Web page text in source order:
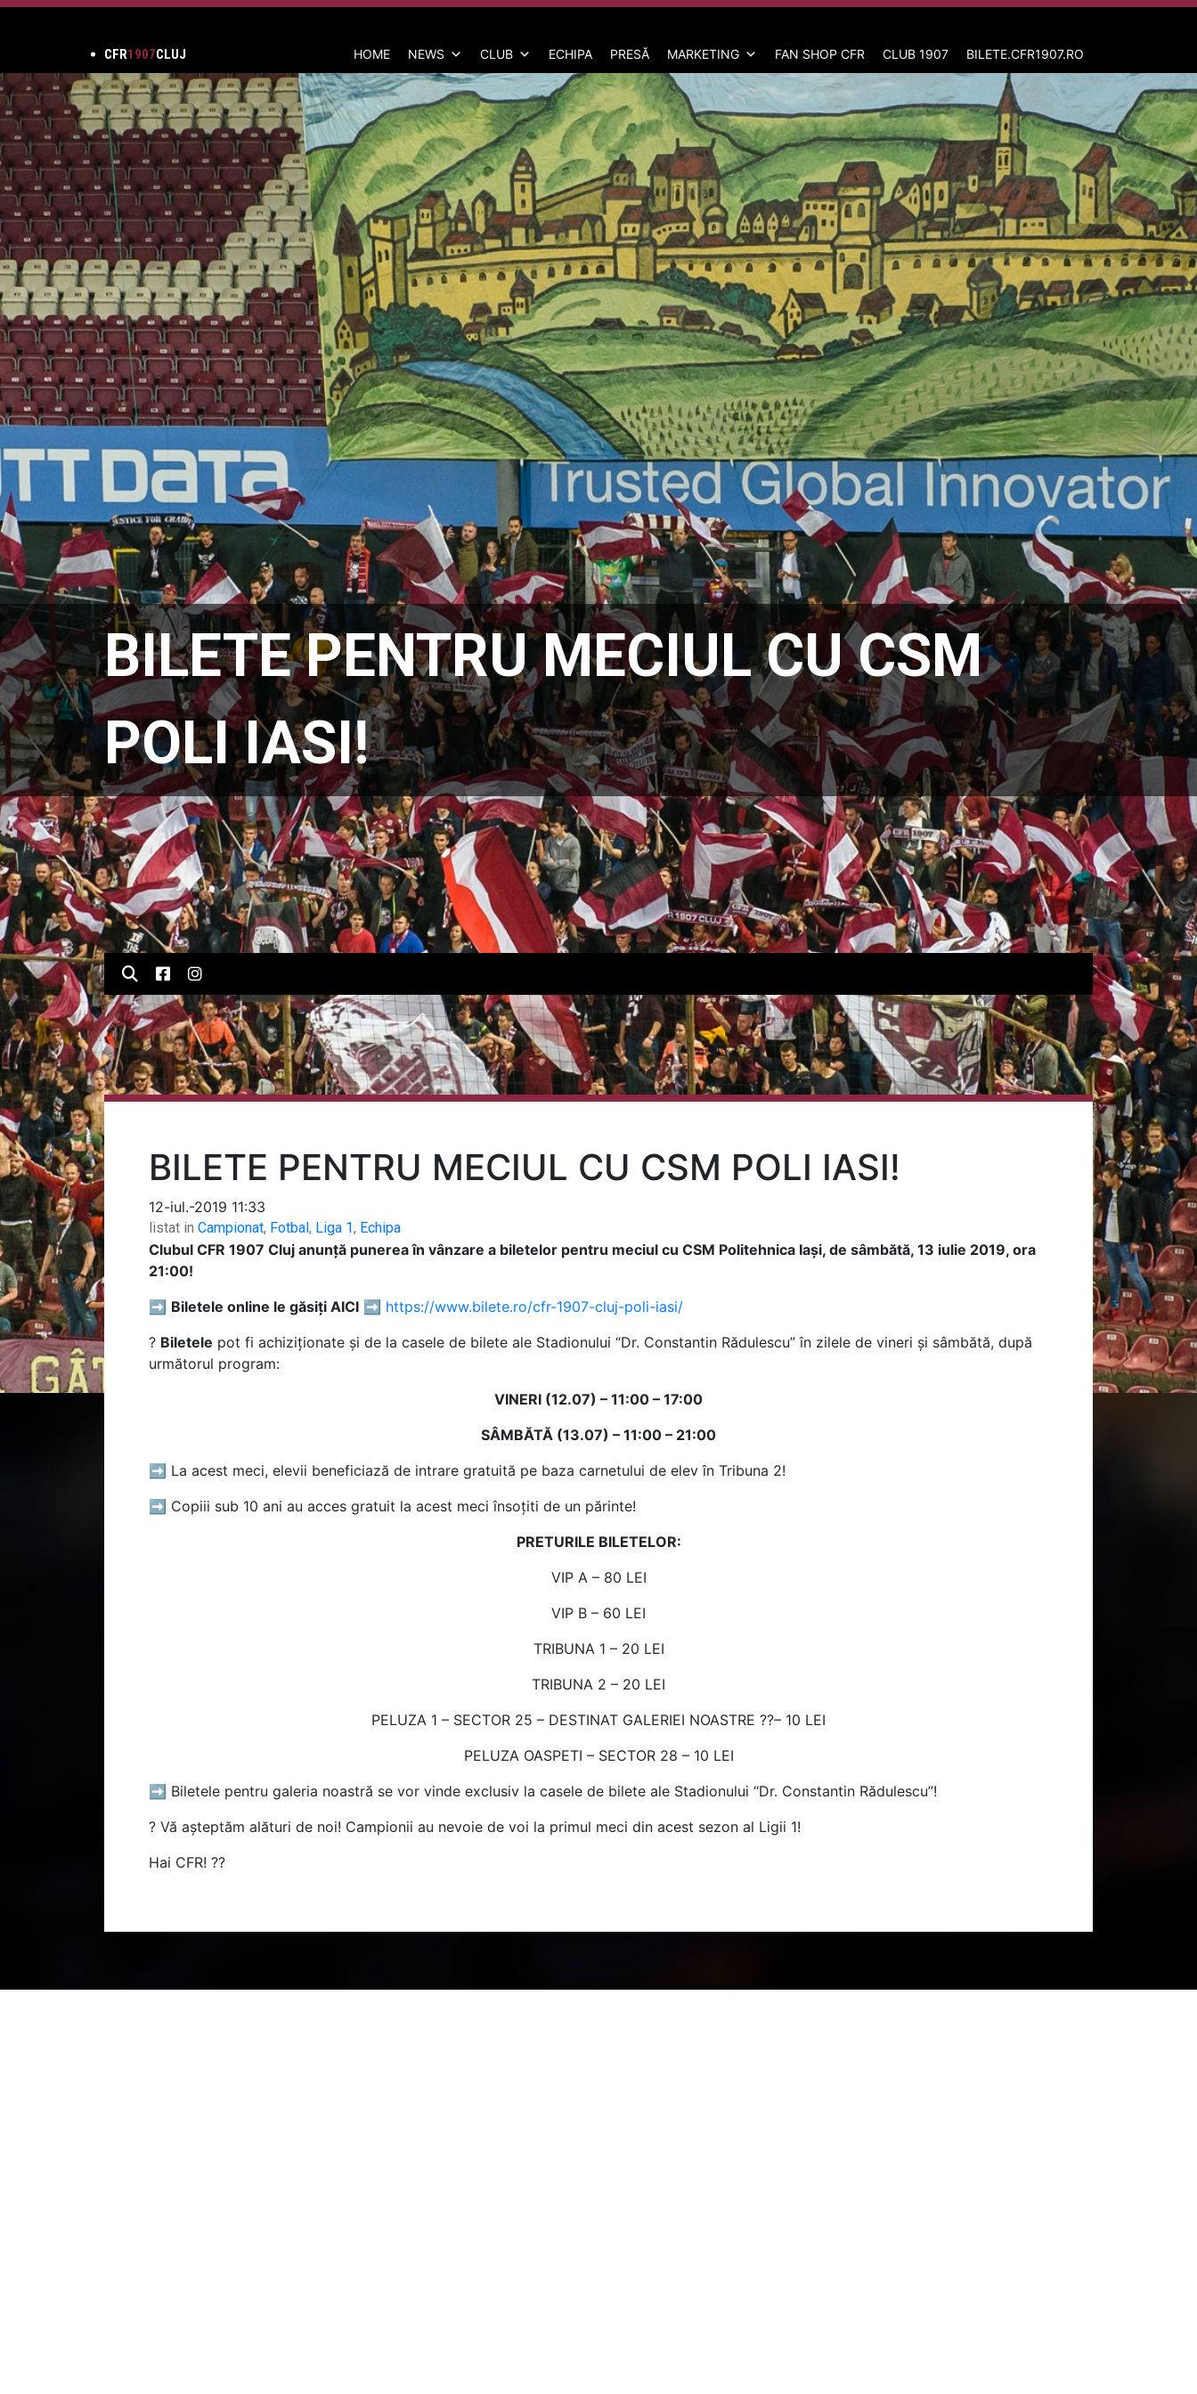
CFR1907CLUJ HOME NEWS CLUB ECHIPA PRESĂ MARKETING FAN SHOP CFR CLUB 1907 BILETE.CFR1907.RO
BILETE PENTRU MECIUL CU CSM
POLI IASI!
BILETE PENTRU MECIUL CU CSM POLI IASI!
12-iul.-2019 11:33
listat in Campionat, Fotbal, Liga 1, Echipa
Clubul CFR 1907 Cluj anunță punerea în vânzare a biletelor pentru meciul cu CSM Politehnica Iași, de sâmbătă, 13 iulie 2019, ora
21:00!
➡ Biletele online le găsiți AICI ➡ https://www.bilete.ro/cfr-1907-cluj-poli-iasi/
? Biletele pot fi achiziționate și de la casele de bilete ale Stadionului “Dr. Constantin Rădulescu” în zilele de vineri și sâmbătă, după
următorul program:
VINERI (12.07) – 11:00 – 17:00
SÂMBĂTĂ (13.07) – 11:00 – 21:00
➡ La acest meci, elevii beneficiază de intrare gratuită pe baza carnetului de elev în Tribuna 2!
➡ Copiii sub 10 ani au acces gratuit la acest meci însoțiti de un părinte!
PRETURILE BILETELOR:
VIP A – 80 LEI
VIP B – 60 LEI
TRIBUNA 1 – 20 LEI
TRIBUNA 2 – 20 LEI
PELUZA 1 – SECTOR 25 – DESTINAT GALERIEI NOASTRE ??– 10 LEI
PELUZA OASPETI – SECTOR 28 – 10 LEI
➡ Biletele pentru galeria noastră se vor vinde exclusiv la casele de bilete ale Stadionului “Dr. Constantin Rădulescu”!
? Vă așteptăm alături de noi! Campionii au nevoie de voi la primul meci din acest sezon al Ligii 1!
Hai CFR! ??